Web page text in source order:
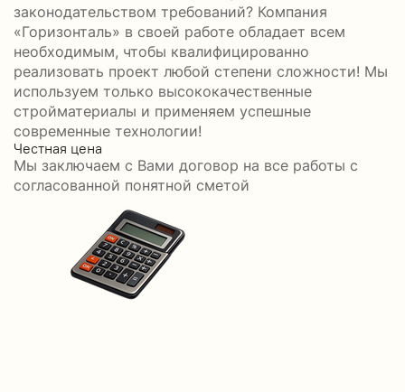
законодательством требований? Компания
«Горизонталь» в своей работе обладает всем
необходимым, чтобы квалифицированно
реализовать проект любой степени сложности! Мы
используем только высококачественные
стройматериалы и применяем успешные
современные технологии!
Честная цена
Мы заключаем с Вами договор на все работы с
согласованной понятной сметой